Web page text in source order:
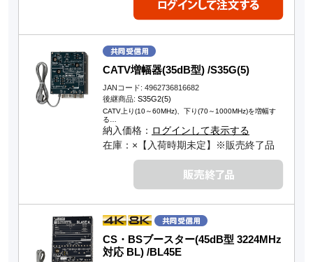
CATV増幅器(35dB型) /S35G(5)
JANコード: 4962736816682
後継商品: S35G2(5)
CATV上り(10～60MHz)、下り(70～1000MHz)を増幅す
る…
納入価格： ログインして表示する
在庫：×【入荷時期未定】※販売終了品
CS・BSブースター(45dB型 3224MHz
対応 BL) /BL45E